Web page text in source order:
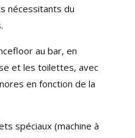
nécessitants du
au bar, en
et les toilettes, avec
en fonction de la
spéciaux (machine à